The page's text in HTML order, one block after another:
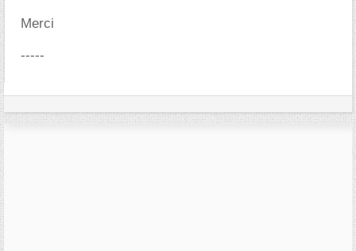
Merci
-----